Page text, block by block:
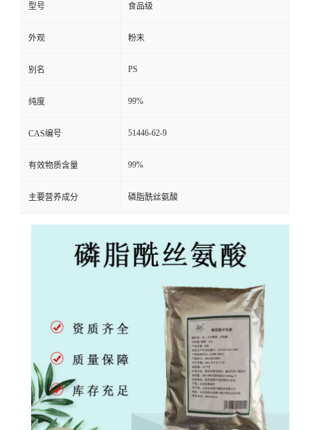
型号 食品级
外观 粉末
别名 PS
纯度 99%
CAS编号 51446-62-9
有效物质含量 99%
主要营养成分 磷脂酰丝氨酸